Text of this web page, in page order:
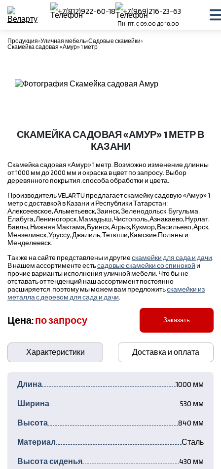
+7(812)922-60-18 +7(969)216-23-63
Пн-пт: с 09.00 до 18.00
Продукция Уличная мебель Садовые скамейки
Скамейка садовая «Амур» 1 метр
СКАМЕЙКА САДОВАЯ «АМУР» 1 МЕТР В
КАЗАНИ
Скамейка садовая «Амур» 1 метр. Возможно изменение длинны
от 1000 мм до 2000 мм и окраска в цвет по запросу. Выбор
деревянного покрытия, способа обработки и цвета.
Производитель VELARTU предлагает скамейку садовую «Амур» 1
метр с доставкой в Казани и Республики Татарстан :
Алексеевское, Альметьевск, Заинск, Зеленодольск, Бугульма,
Елабуга, Лениногорск, Мамадыш, Чистополь, Азнакаево, Нурлат,
Бавлы, Нижняя Мактама, Буинск, Агрыз, Кукмор, Васильево, Арск,
Мензелинск, Уруссу, Джалиль, Тетюши, Камские Поляны и
Менделеевск. .
Так же на сайте представлены и другиескамейки для сада и дачи
В нашем ассортименте естьсадовые скамейки со спинокой и
прочие варианты исполнения уличной мебели. Что бы не
отставать от тенденций наш ассортимент постоянно
расширяется, поэтому мы можем вам предложитьскамейки из
металла с деревом для сада и дачи
Цена:по запросу Заказать
Характеристики Доставка и оплата
Длина 1000 мм
Ширина 530 мм
Высота 840 мм
Материал Сталь
Высота сиденья 430 мм